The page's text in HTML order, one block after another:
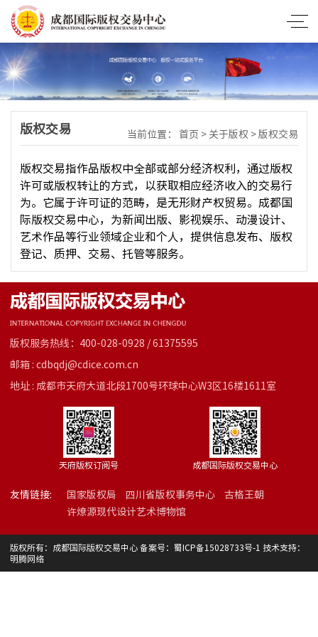
版权交易 当前位置： 首页 > 关于版权 > 版权交易
版权交易指作品版权中全部或部分经济权利，通过版权
许可或版权转让的方式，以获取相应经济收入的交易行
为。它属于许可证的范畴，是无形财产权贸易。成都国
际版权交易中心，为新闻出版、影视娱乐、动漫设计、
艺术作品等行业领域企业和个人，提供信息发布、版权
登记、质押、交易、托管等服务。
版权服务热线：400-028-0928 / 61375595
邮箱 : cdbqdj@cdice.com.cn
地址 : 成都市天府大道北段1700号环球中心W3区16楼1611室
成都国际版权交易中心
天府版权订阅号
友情链接: 国家版权局 四川省版权事务中心
古格王朝
许燎源现代设计艺术博物馆
版权所有：成都国际版权交易中心 备案号： 蜀ICP备15028733号-1 技术支持：
明腾网络